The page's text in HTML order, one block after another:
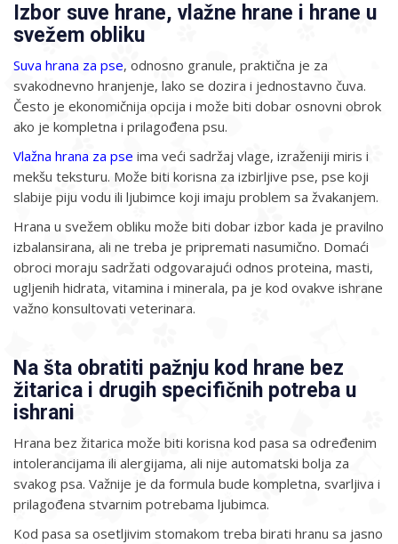
Izbor suve hrane, vlažne hrane i hrane u
svežem obliku
Suva hrana za pse, odnosno granule, praktična je za
svakodnevno hranjenje, lako se dozira i jednostavno čuva.
Često je ekonomičnija opcija i može biti dobar osnovni obrok
ako je kompletna i prilagođena psu.
Vlažna hrana za pse ima veći sadržaj vlage, izraženiji miris i
mekšu teksturu. Može biti korisna za izbirljive pse, pse koji
slabije piju vodu ili ljubimce koji imaju problem sa žvakanjem.
Hrana u svežem obliku može biti dobar izbor kada je pravilno
izbalansirana, ali ne treba je pripremati nasumično. Domaći
obroci moraju sadržati odgovarajući odnos proteina, masti,
ugljenih hidrata, vitamina i minerala, pa je kod ovakve ishrane
važno konsultovati veterinara.
Na šta obratiti pažnju kod hrane bez
žitarica i drugih specifičnih potreba u
ishrani
Hrana bez žitarica može biti korisna kod pasa sa određenim
intolerancijama ili alergijama, ali nije automatski bolja za
svakog psa. Važnije je da formula bude kompletna, svarljiva i
prilagođena stvarnim potrebama ljubimca.
Kod pasa sa osetljivim stomakom treba birati hranu sa jasno